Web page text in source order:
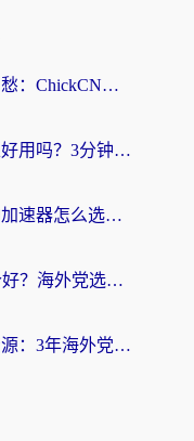
海外党选回国加速器不用愁：ChickCN和洞见哪个好？一篇搞定所有疑问
海外党必看：迅游和老王好用吗？3分钟选对加速国内网络的加速器
海外党必看：类似归雁的加速器怎么选？一篇搞定无缝访问国内资源
斧牛和极速穿梭VPN哪个好？海外党选回国加速器必看的真实对比与避坑指南
北美回国无缝访问国内资源：3年海外党亲测的加速器选择指南